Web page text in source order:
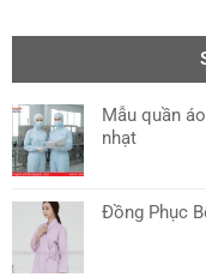
Mẫu quần
nhạt
Đồng Phục